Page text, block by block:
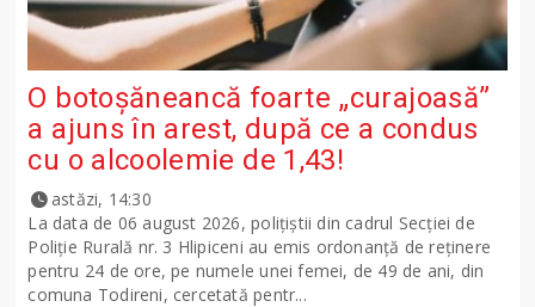
O botoșăneancă foarte „curajoasă”
a ajuns în arest, după ce a condus
cu o alcoolemie de 1,43!
astăzi, 14:30
La data de 06 august 2026, polițiștii din cadrul Secției de
Poliție Rurală nr. 3 Hlipiceni au emis ordonanță de reținere
pentru 24 de ore, pe numele unei femei, de 49 de ani, din
comuna Todireni, cercetată pentr...